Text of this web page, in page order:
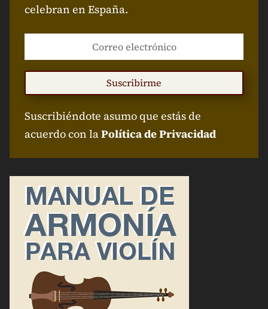
celebran en España.
Suscribirme
Suscribiéndote asumo que estás de
acuerdo con laPolítica de Privacidad